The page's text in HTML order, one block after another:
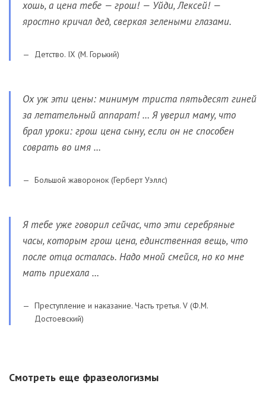
хошь, а цена тебе — грош! — Уйди, Лексей! —
яростно кричал дед, сверкая зелеными глазами.
Детство. IX (М. Горький)
Ох уж эти цены: минимум триста пятьдесят гиней
за летательный аппарат! … Я уверил маму, что
брал уроки: грош цена сыну, если он не способен
соврать во имя …
Большой жаворонок (Герберт Уэллс)
Я тебе уже говорил сейчас, что эти серебряные
часы, которым грош цена, единственная вещь, что
после отца осталась. Надо мной смейся, но ко мне
мать приехала …
Преступление и наказание. Часть третья. V (Ф.М.
Достоевский)
Смотреть еще фразеологизмы